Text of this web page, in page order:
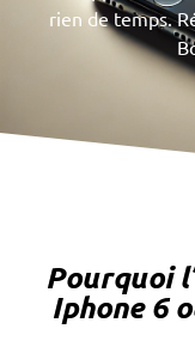
rien de temps.
Pourquoi
Iphone 6